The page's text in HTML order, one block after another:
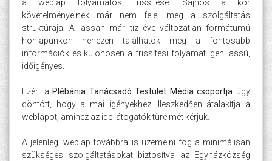
a weblap folyamatos frissítése. Sajnos a kor
követelményeinek már nem felel meg a szolgáltatás
struktúrája. A lassan már tíz éve változatlan formátumú
honlapunkon nehezen találhatók meg a fontosabb
információk és különösen a frissítési folyamat igen lassú,
időigényes.
Ezért a Plébánia Tanácsadó Testület Média csoportja úgy
döntött, hogy a mai igényekhez illeszkedően átalakítja a
weblapot, amihez az ide látogatók türelmét kérjük.
A jelenlegi weblap továbbra is üzemelni fog a minimálisan
szükséges szolgáltatásokat biztosítva az Egyházközség